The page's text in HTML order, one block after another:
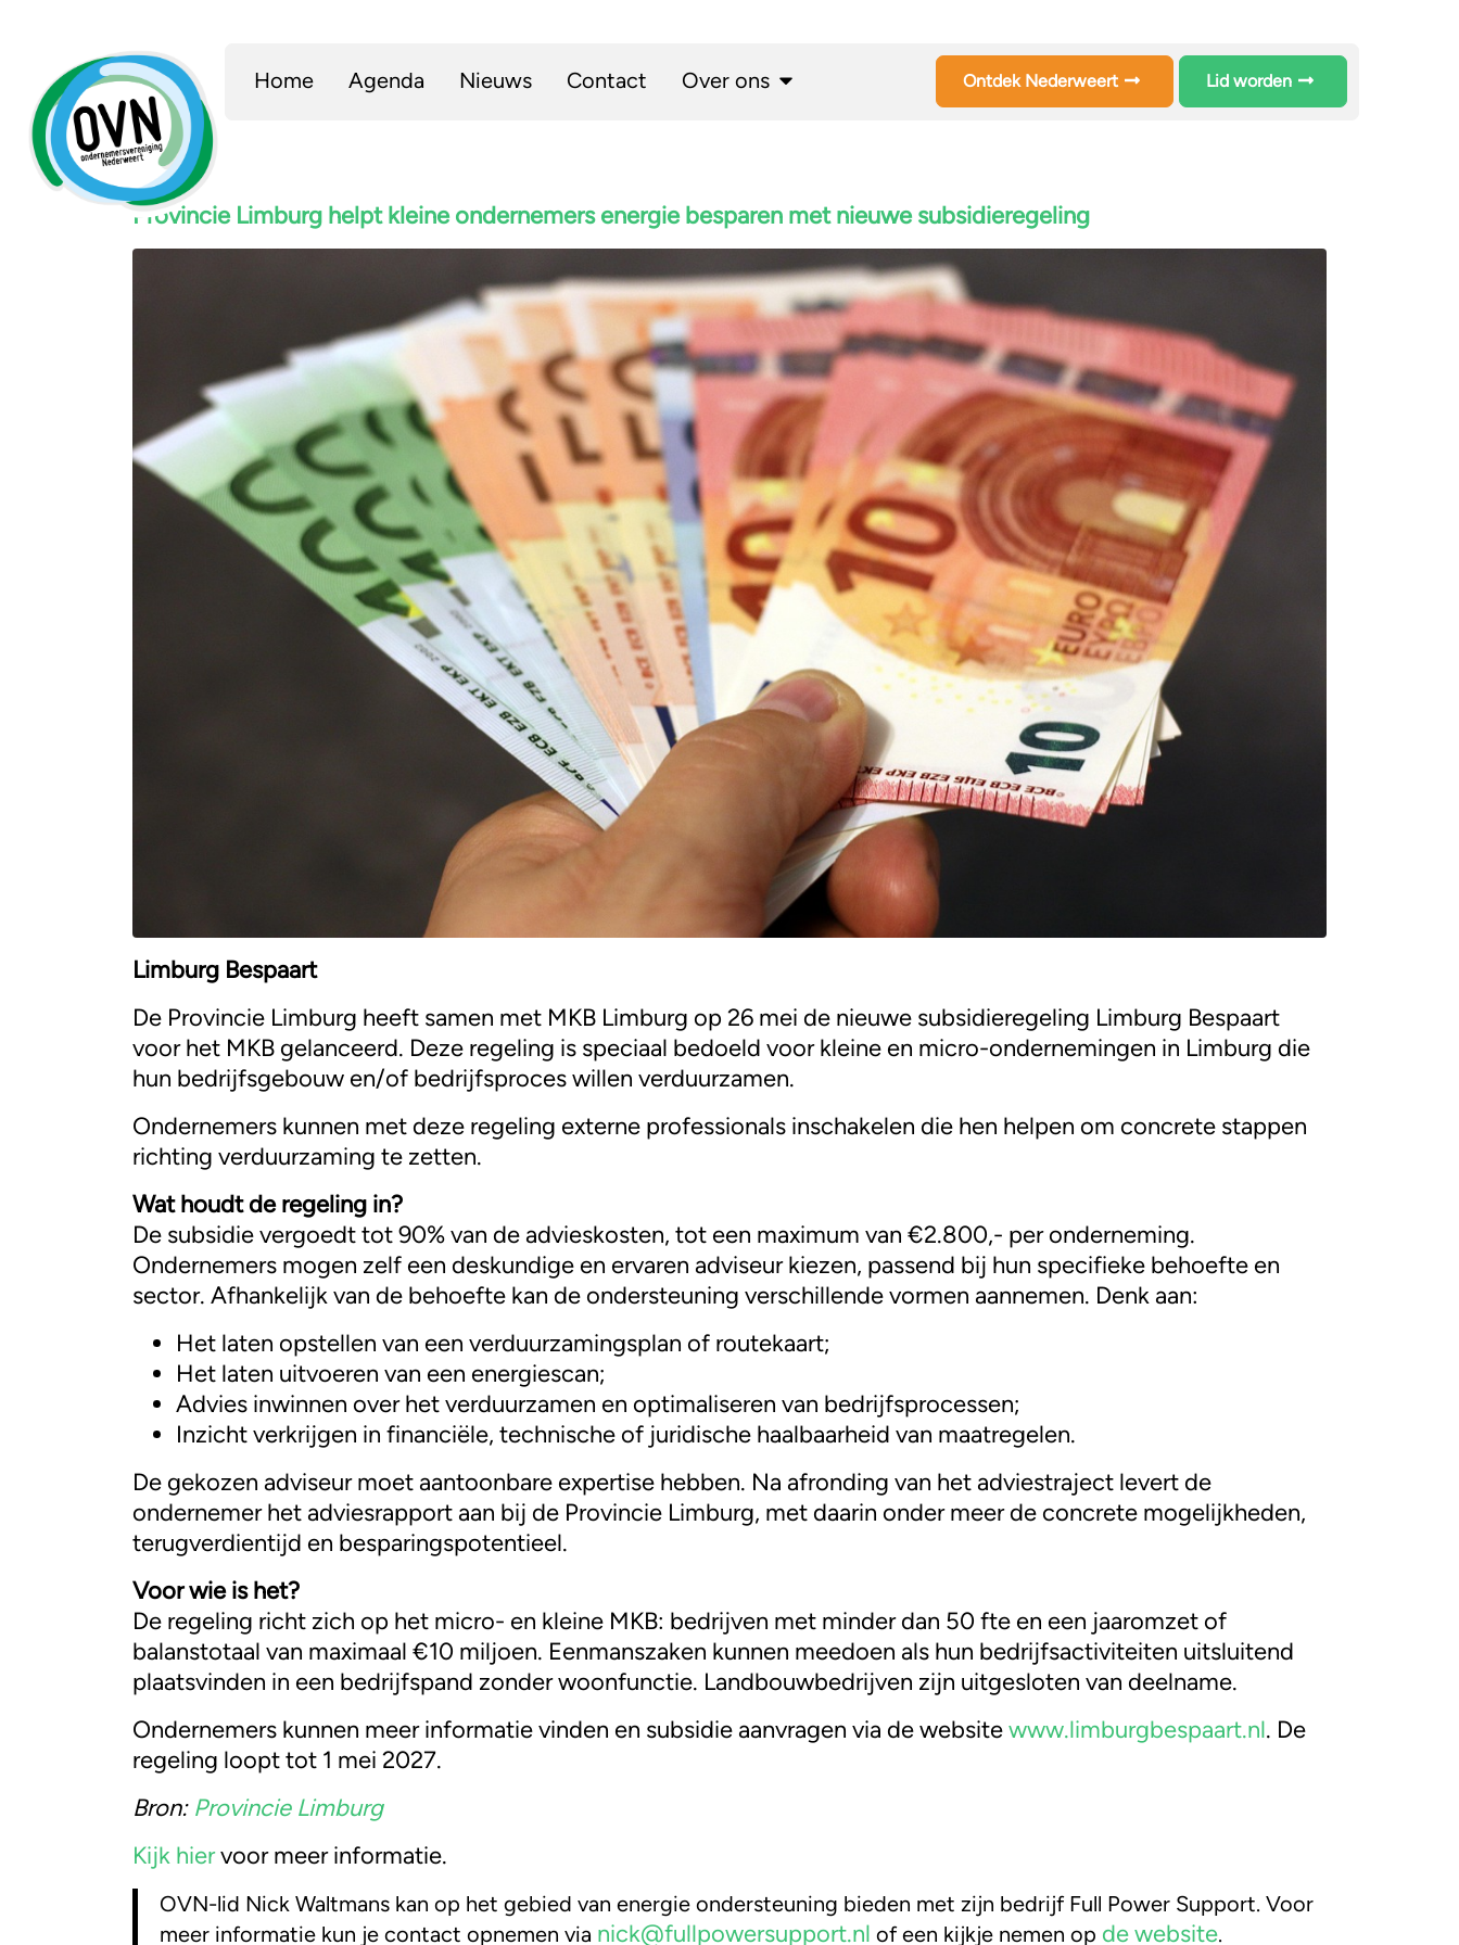
Home Agenda Nieuws Contact Over ons Ontdek Nederweert Lid worden
Provincie Limburg helpt kleine ondernemers energie besparen met nieuwe subsidieregeling
Limburg Bespaart
De Provincie Limburg heeft samen met MKB Limburg op 26 mei de nieuwe subsidieregeling Limburg Bespaart
voor het MKB gelanceerd. Deze regeling is speciaal bedoeld voor kleine en micro-ondernemingen in Limburg die
hun bedrijfsgebouw en/of bedrijfsproces willen verduurzamen.
Ondernemers kunnen met deze regeling externe professionals inschakelen die hen helpen om concrete stappen
richting verduurzaming te zetten.
Wat houdt de regeling in?
De subsidie vergoedt tot 90% van de advieskosten, tot een maximum van €2.800,- per onderneming.
Ondernemers mogen zelf een deskundige en ervaren adviseur kiezen, passend bij hun specifieke behoefte en
sector. Afhankelijk van de behoefte kan de ondersteuning verschillende vormen aannemen. Denk aan:
Het laten opstellen van een verduurzamingsplan of routekaart;
Het laten uitvoeren van een energiescan;
Advies inwinnen over het verduurzamen en optimaliseren van bedrijfsprocessen;
Inzicht verkrijgen in financiële, technische of juridische haalbaarheid van maatregelen.
De gekozen adviseur moet aantoonbare expertise hebben. Na afronding van het adviestraject levert de
ondernemer het adviesrapport aan bij de Provincie Limburg, met daarin onder meer de concrete mogelijkheden,
terugverdientijd en besparingspotentieel.
Voor wie is het?
De regeling richt zich op het micro- en kleine MKB: bedrijven met minder dan 50 fte en een jaaromzet of
balanstotaal van maximaal €10 miljoen. Eenmanszaken kunnen meedoen als hun bedrijfsactiviteiten uitsluitend
plaatsvinden in een bedrijfspand zonder woonfunctie. Landbouwbedrijven zijn uitgesloten van deelname.
Ondernemers kunnen meer informatie vinden en subsidie aanvragen via de websitewww.limburgbespaart.nl. De
regeling loopt tot 1 mei 2027.
Bron: Provincie Limburg
Kijk hiervoor meer informatie.
OVN-lid Nick Waltmans kan op het gebied van energie ondersteuning bieden met zijn bedrijf Full Power Support. Voor
meer informatie kun je contact opnemen via nick@fullpowersupport.nl of een kijkje nemen op de website.